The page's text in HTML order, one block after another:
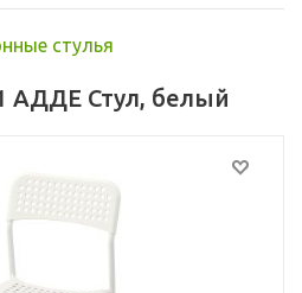
стулья
АДДЕ Стул, белый